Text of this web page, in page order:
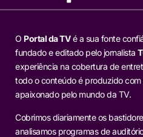
O Portal da TVé a sua fonte
fundado e editado pelo jornalista
experiência na cobertura de
todo o conteúdo é produzido
apaixonado pelo mundo da TV.
Cobrimos diariamente os
analisamos programas de